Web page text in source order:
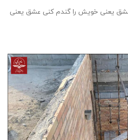
يعنی خويش را گندم كنی عشق يعنی